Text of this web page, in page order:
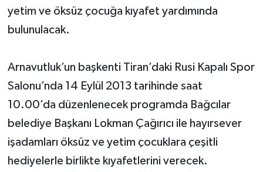
yetim ve öksüz çocuğa kıyafet yardımında
bulunulacak.
Arnavutluk’un başkenti Tiran’daki Rusi Kapalı Spor
Salonu’nda 14 Eylül 2013 tarihinde saat
10.00’da düzenlenecek programda Bağcılar
belediye Başkanı Lokman Çağırıcı ile hayırsever
işadamları öksüz ve yetim çocuklara çeşitli
hediyelerle birlikte kıyafetlerini verecek.